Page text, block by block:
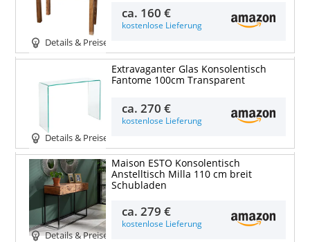
Details & Preise
ca. 160 €
kostenlose Lieferung
Details & Preise
Extravaganter Glas Konsolentisch
Fantome 100cm Transparent
ca.270 €
kostenlose Lieferung
Details & Preise
Maison ESTO Konsolentisch
Anstelltisch Milla 110 cm breit
Schubladen
ca.279 €
kostenlose Lieferung